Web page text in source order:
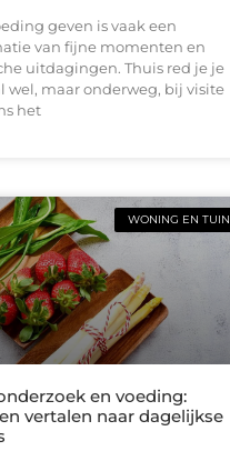
geven is vaak een
van fijne momenten en
uitdagingen. Thuis red je je
wel, maar onderweg, bij visite
het
WONING EN TUIN
en voeding:
vertalen naar dagelijkse